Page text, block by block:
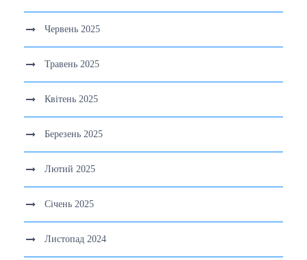
Червень 2025
Травень 2025
Квітень 2025
Березень 2025
Лютий 2025
Січень 2025
Листопад 2024